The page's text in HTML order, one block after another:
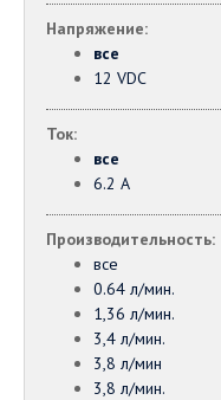
Напряжение:
все
12 VDC
Ток:
все
6.2 А
Производительность:
все
0.64 л/мин.
1,36 л/мин.
3,4 л/мин.
3,8 л/мин
3,8 л/мин.